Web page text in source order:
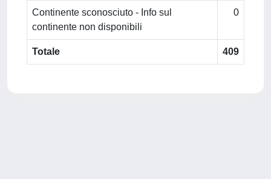
Continente sconosciuto - Info sul
continente non disponibili
0
Totale 409